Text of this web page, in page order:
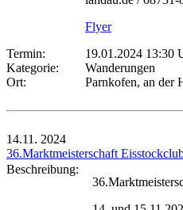
Flyer
Termin:
19.01.2024 13:30
Kategorie:
Wanderungen
Ort:
Parnkofen, an der
14.11. 2024
36.Marktmeisterschaft
Beschreibung: